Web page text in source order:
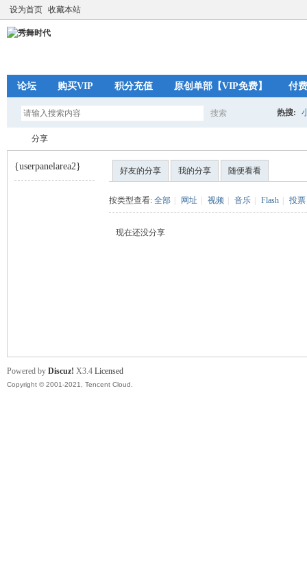
设为首页 收藏本站
论坛 购买VIP 积分充值 原创单部【VIP免费】 付
搜索 热搜:
分享
{userpanelarea2} 好友的分享 我的分享 随便看看
按类型查看: 全部 网址 视频 音乐 Flash 投票
现在还没分享
Powered by Discuz! X3.4 Licensed
Copyright © 2001-2021, Tencent Cloud.